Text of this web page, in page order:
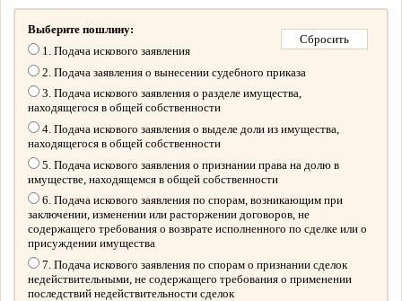
Выберите пошлину:
1. Подача искового заявления
2. Подача заявления о вынесении судебного приказа
3. Подача искового заявления о разделе имущества,
находящегося в общей собственности
4. Подача искового заявления о выделе доли из имущества,
находящегося в общей собственности
5. Подача искового заявления о признании права на долю в
имуществе, находящемся в общей собственности
6. Подача искового заявления по спорам, возникающим при
заключении, изменении или расторжении договоров, не
содержащего требования о возврате исполненного по сделке или о
присуждении имущества
7. Подача искового заявления по спорам о признании сделок
недействительными, не содержащего требования о применении
последствий недействительности сделок